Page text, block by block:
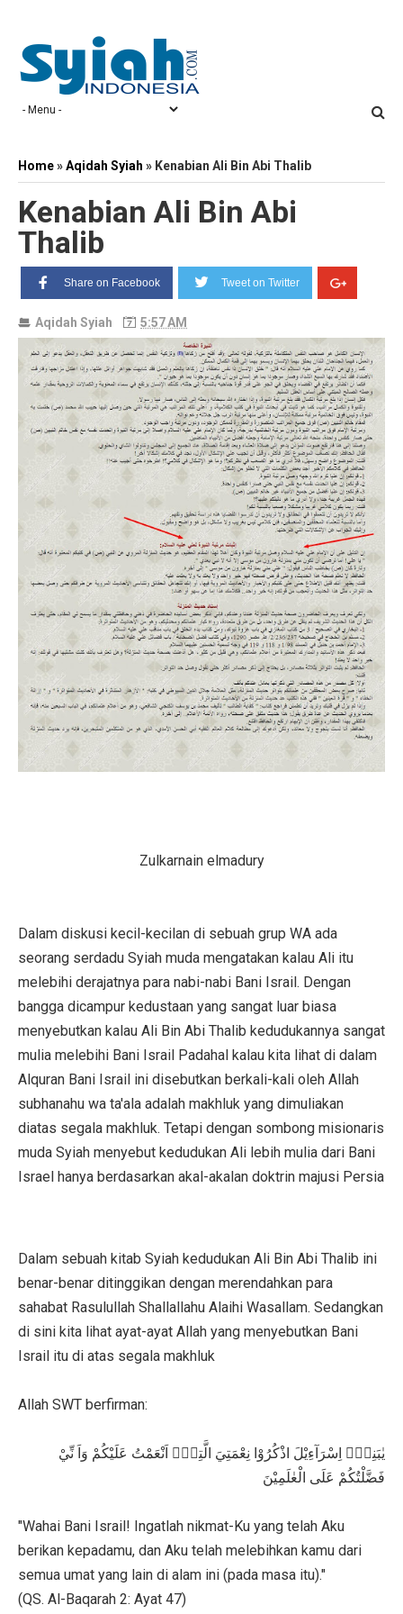
Home»Aqidah Syiah » Kenabian Ali Bin Abi Thalib
Kenabian Ali Bin Abi
Thalib
Share on Facebook Tweet on Twitter
Aqidah Syiah 5:57 AM
Zulkarnain elmadury
Dalam diskusi kecil-kecilan di sebuah grup WA ada
seorang serdadu Syiah muda mengatakan kalau Ali itu
melebihi derajatnya para nabi-nabi Bani Israil. Dengan
bangga dicampur kedustaan yang sangat luar biasa
menyebutkan kalau Ali Bin Abi Thalib kedudukannya sangat
mulia melebihi Bani Israil Padahal kalau kita lihat di dalam
Alquran Bani Israil ini disebutkan berkali-kali oleh Allah
subhanahu wa ta'ala adalah makhluk yang dimuliakan
diatas segala makhluk. Tetapi dengan sombong misionaris
muda Syiah menyebut kedudukan Ali lebih mulia dari Bani
Israel hanya berdasarkan akal-akalan doktrin majusi Persia
Dalam sebuah kitab Syiah kedudukan Ali Bin Abi Thalib ini
benar-benar ditinggikan dengan merendahkan para
sahabat Rasulullah Shallallahu Alaihi Wasallam. Sedangkan
di sini kita lihat ayat-ayat Allah yang menyebutkan Bani
Israil itu di atas segala makhluk
Allah SWT berfirman:
يٰبَنِيْۤ اِسْرَآءِيْلَ اذْكُرُوْا نِعْمَتِيَ الَّتِيْۤ اَنْعَمْتُ عَلَيْكُمْ وَاَ نِّيْ
فَضَّلْتُكُمْ عَلَى الْعٰلَمِيْنَ
"Wahai Bani Israil! Ingatlah nikmat-Ku yang telah Aku
berikan kepadamu, dan Aku telah melebihkan kamu dari
semua umat yang lain di alam ini (pada masa itu)."
(QS. Al-Baqarah 2: Ayat 47)